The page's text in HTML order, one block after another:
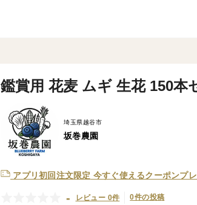
鑑賞用 花麦 ムギ 生花 150本
埼玉県越谷市
坂巻農園
アプリ初回注文限定 今すぐ使えるクーポンプ
- レビュー 0件 0件の投稿